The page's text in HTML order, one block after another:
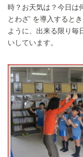
時？お天気は？今日は
とわざ’ を導入すると
ように、出来る限り毎
いしています。